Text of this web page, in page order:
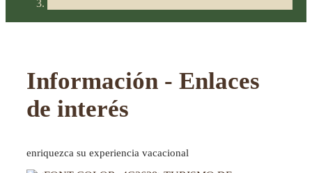
Información - Enlaces
de interés
enriquezca su experiencia vacacional